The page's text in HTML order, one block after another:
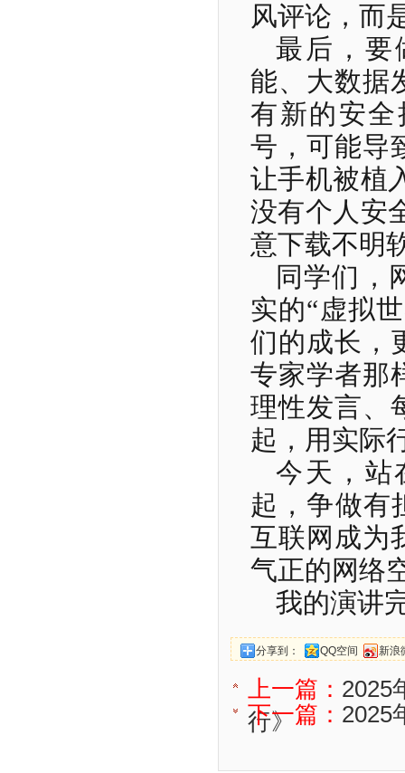
风评论，而
最后，要
能、大数据
有新的安
号，可能导
让手机被植
没有个人安
意下载不明
同学们，
实的“虚拟
们的成长，
专家学者那
理性发言、
起，用实际
今天，站
起，争做有
互联网成为
气正的网络
我的演讲
分享到： QQ空间 新浪
上一篇： 2025
行》
下一篇： 2025